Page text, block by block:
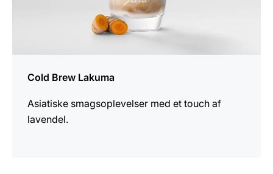
Cold Brew Lakuma
Asiatiske smagsoplevelser med et touch af
lavendel.